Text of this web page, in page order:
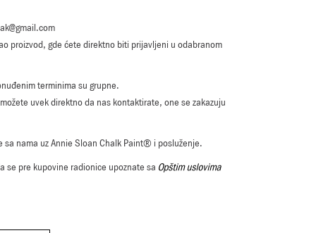
proizvod, gde ćete direktno biti prijavljeni u odabranom
terminima su grupne.
uvek direktno da nas kontaktirate, one se zakazuju
sa nama uz Annie Sloan Chalk Paint® i posluženje.
se pre kupovine radionice upoznate sa Opštim uslovima